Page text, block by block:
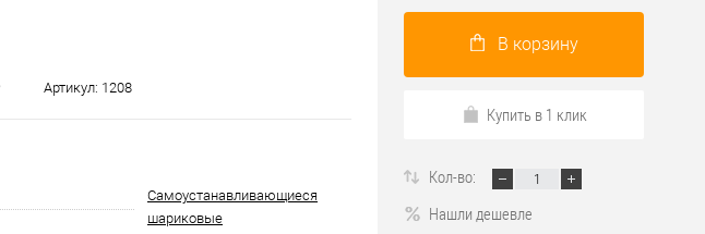
Артикул: 1208
Самоустанавливающиеся
шариковые
В корзину
Купить в 1 клик
Кол-во:
Нашли дешевле